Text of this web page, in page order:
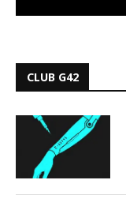
CLUB G42